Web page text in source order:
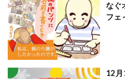
なぐ
フェ
12月